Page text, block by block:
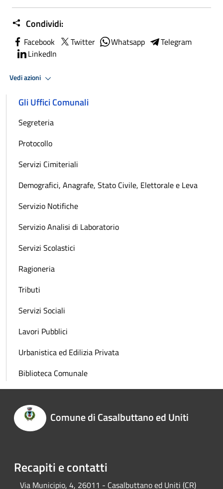
Condividi:
Facebook Twitter Whatsapp
Telegram
LinkedIn
Vedi azioni
Gli Uffici Comunali
Segreteria
Protocollo
Servizi Cimiteriali
Demografici, Anagrafe, Stato Civile, Elettorale e Leva
Servizio Notifiche
Servizio Analisi di Laboratorio
Servizi Scolastici
Ragioneria
Tributi
Servizi Sociali
Lavori Pubblici
Urbanistica ed Edilizia Privata
Biblioteca Comunale
Comune di Casalbuttano ed Uniti
Recapiti e contatti
Via Municipio, 4, 26011 - Casalbuttano ed Uniti (CR)